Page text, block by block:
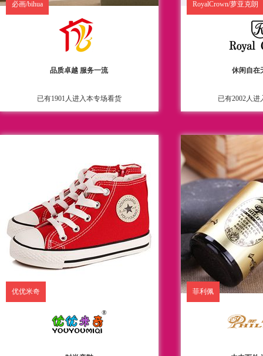
必画/bihua
品质卓越 服务一流
已有1901人进入本专场看货
RoyalCrown/萝亚克朗
休闲自在
已有2002人
优优米奇 菲利佩